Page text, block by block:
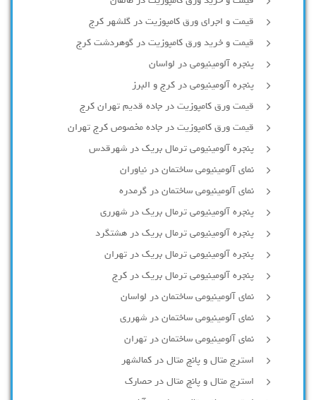
قیمت و اجرای ورق کامپوزیت در گلشهر کرج
قیمت و خرید ورق کامپوزیت در گوهردشت کرج
پنجره آلومینیومی در لواسان
پنجره آلومینیومی در کرج و البرز
قیمت ورق کامپوزیت در جاده قدیم تهران کرج
قیمت ورق کامپوزیت در جاده مخصوص کرج تهران
پنجره آلومینیومی ترمال بریک در شهرقدس
نمای آلومینیومی ساختمان در نیاوران
نمای آلومینیومی ساختمان در گرمدره
پنجره آلومینیومی ترمال بریک در شهرری
پنجره آلومینیومی ترمال بریک در هشتگرد
پنجره آلومینیومی ترمال بریک در تهران
پنجره آلومینیومی ترمال بریک در کرج
نمای آلومینیومی ساختمان در لواسان
نمای آلومینیومی ساختمان در شهرری
نمای آلومینیومی ساختمان در تهران
استرچ متال و پانچ متال در کمالشهر
استرچ متال و پانچ متال در حصارك